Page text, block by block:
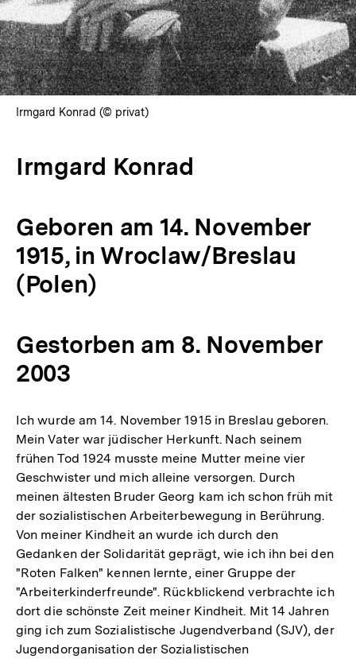
Irmgard Konrad (© privat)
Irmgard Konrad
Geboren am 14. November
1915, in Wroclaw/Breslau
(Polen)
Gestorben am 8. November
2003
Ich wurde am 14. November 1915 in Breslau geboren.
Mein Vater war jüdischer Herkunft. Nach seinem
frühen Tod 1924 musste meine Mutter meine vier
Geschwister und mich alleine versorgen. Durch
meinen ältesten Bruder Georg kam ich schon früh mit
der sozialistischen Arbeiterbewegung in Berührung.
Von meiner Kindheit an wurde ich durch den
Gedanken der Solidarität geprägt, wie ich ihn bei den
"Roten Falken" kennen lernte, einer Gruppe der
"Arbeiterkinderfreunde". Rückblickend verbrachte ich
dort die schönste Zeit meiner Kindheit. Mit 14 Jahren
ging ich zum Sozialistische Jugendverband (SJV), der
Jugendorganisation der Sozialistischen